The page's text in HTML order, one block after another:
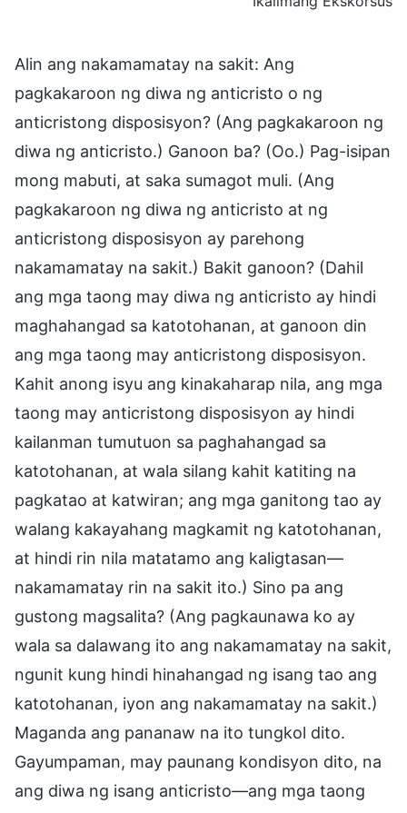
Alin ang nakamamatay na sakit: Ang
pagkakaroon ng diwa ng anticristo o ng
anticristong disposisyon? (Ang pagkakaroon ng
diwa ng anticristo.) Ganoon ba? (Oo.) Pag-isipan
mong mabuti, at saka sumagot muli. (Ang
pagkakaroon ng diwa ng anticristo at ng
anticristong disposisyon ay parehong
nakamamatay na sakit.) Bakit ganoon? (Dahil
ang mga taong may diwa ng anticristo ay hindi
maghahangad sa katotohanan, at ganoon din
ang mga taong may anticristong disposisyon.
Kahit anong isyu ang kinakaharap nila, ang mga
taong may anticristong disposisyon ay hindi
kailanman tumutuon sa paghahangad sa
katotohanan, at wala silang kahit katiting na
pagkatao at katwiran; ang mga ganitong tao ay
walang kakayahang magkamit ng katotohanan,
at hindi rin nila matatamo ang kaligtasan—
nakamamatay rin na sakit ito.) Sino pa ang
gustong magsalita? (Ang pagkaunawa ko ay
wala sa dalawang ito ang nakamamatay na sakit,
ngunit kung hindi hinahangad ng isang tao ang
katotohanan, iyon ang nakamamatay na sakit.)
Maganda ang pananaw na ito tungkol dito.
Gayumpaman, may paunang kondisyon dito, na
ang diwa ng isang anticristo—ang mga taong